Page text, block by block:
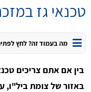
טכנאי גז
מה בעמוד זה? לחץ
בין אם אתם צריכים
באזור של צומת ביל"ו,